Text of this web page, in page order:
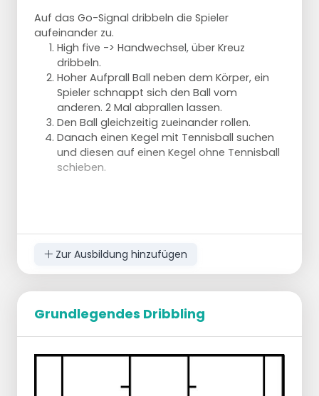
Auf das Go-Signal dribbeln die Spieler
aufeinander zu.
High five -> Handwechsel, über Kreuz
dribbeln.
Hoher Aufprall Ball neben dem Körper, ein
Spieler schnappt sich den Ball vom
anderen. 2 Mal abprallen lassen.
Den Ball gleichzeitig zueinander rollen.
Danach einen Kegel mit Tennisball suchen
und diesen auf einen Kegel ohne Tennisball
schieben.
Zur Ausbildung hinzufügen
Grundlegendes Dribbling